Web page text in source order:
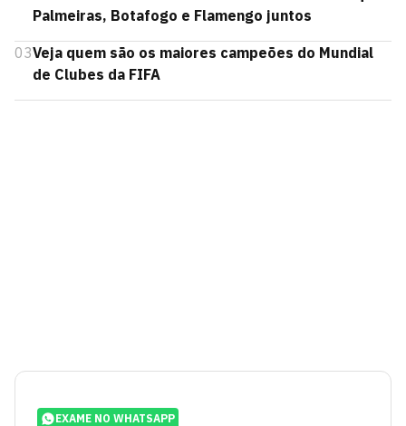
Palmeiras, Botafogo e Flamengo juntos
03Veja quem são os maiores campeões do Mundial
de Clubes da FIFA
EXAME NO WHATSAPP